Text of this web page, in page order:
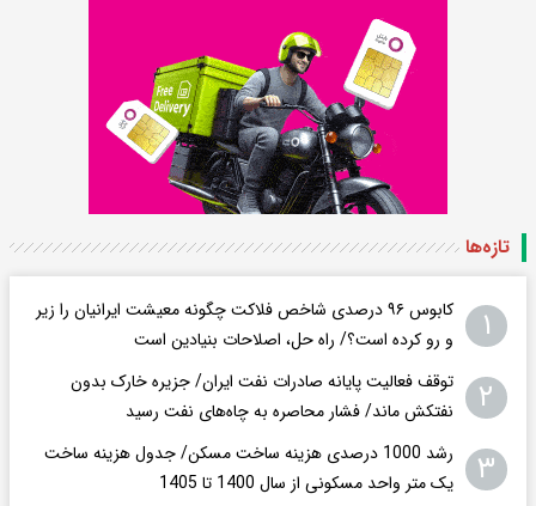
تازه‌ها
۱
کابوس ۹۶ درصدی شاخص فلاکت چگونه معیشت ایرانیان را زیر
و رو کرده است؟/ راه حل، اصلاحات بنیادین است
۲
توقف فعالیت پایانه صادرات نفت ایران/ جزیره خارک بدون
نفتکش ماند/ فشار محاصره به چاه‌های نفت رسید
۳
رشد 1000 درصدی هزینه ساخت مسکن/ جدول هزینه ساخت
یک متر واحد مسکونی از سال 1400 تا 1405